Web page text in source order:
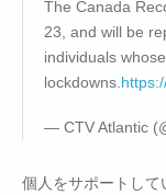
The Canada
23, and will be
individuals
lockdowns.
— CTV Atlantic
個人をサポートして